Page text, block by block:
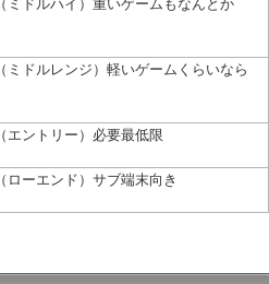
（ミドルハイ）重いゲームもなんとか
（ミドルレンジ）軽いゲームくらいなら
（エントリー）必要最低限
（ローエンド）サブ端末向き